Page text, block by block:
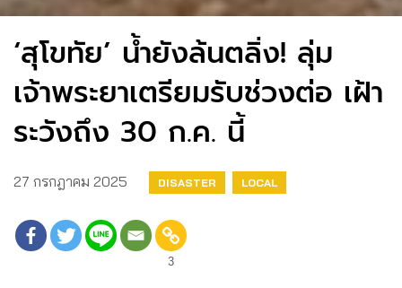
‘สุโขทัย’ น้ำยังล้นตลิ่ง! ลุ่ม
เจ้าพระยาเตรียมรับช่วงต่อ เฝ้า
ระวังถึง 30 ก.ค. นี้
27 กรกฎาคม 2025 DISASTER LOCAL
3